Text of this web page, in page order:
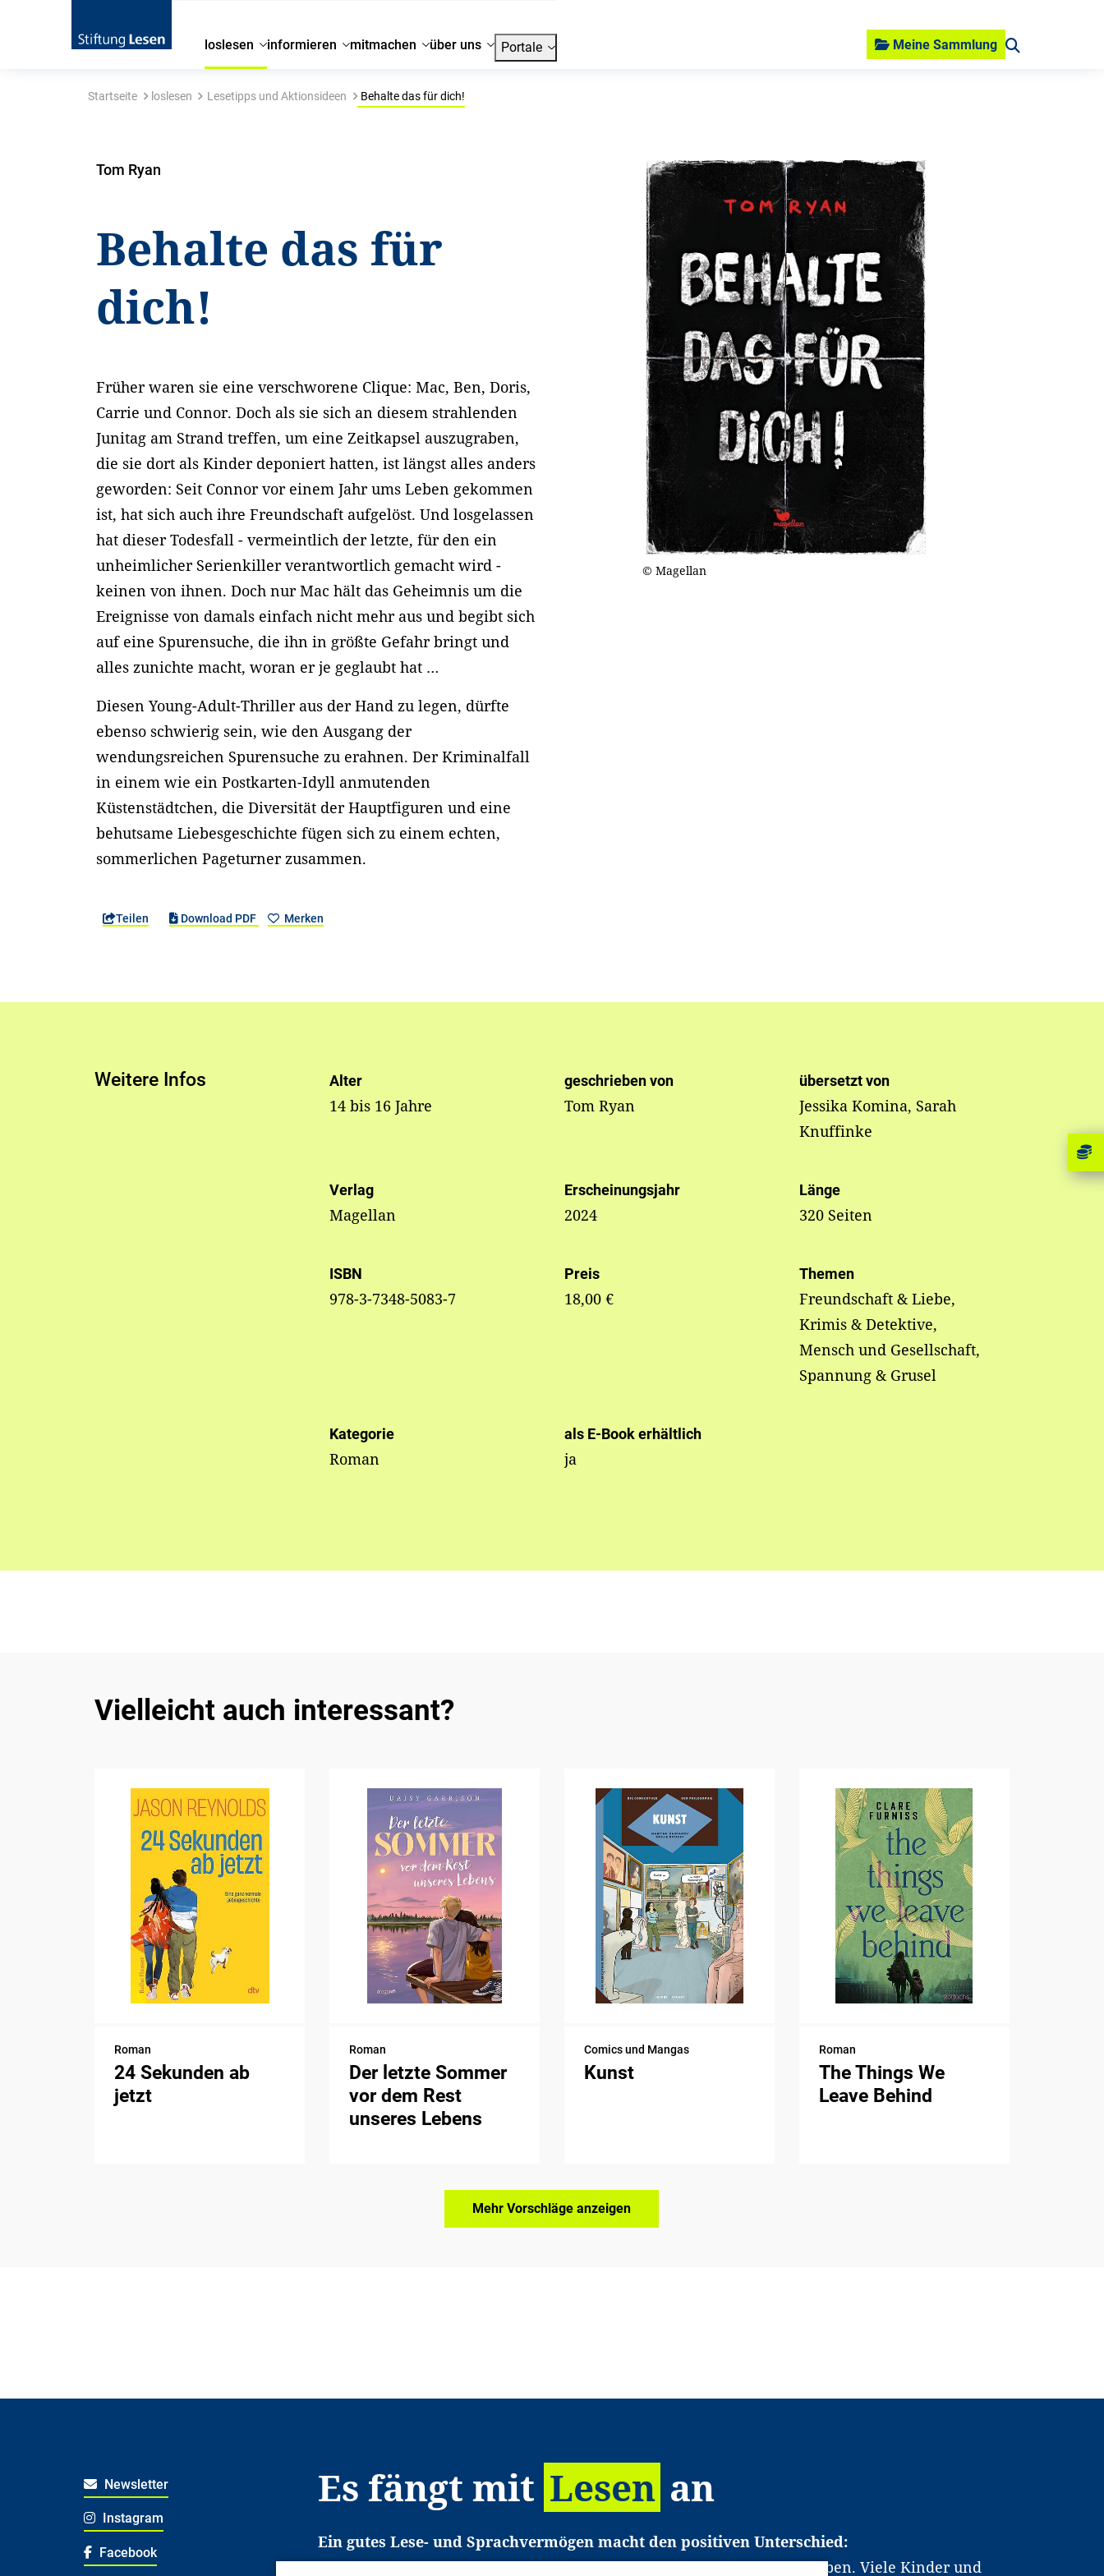
loslesen informieren mitmachen über uns Portale Meine Sammlung
Startseite loslesen Lesetipps und Aktionsideen Behalte das für dich!
Tom Ryan
Behalte das für
dich!
Früher waren sie eine verschworene Clique: Mac, Ben, Doris,
Carrie und Connor. Doch als sie sich an diesem strahlenden
Junitag am Strand treffen, um eine Zeitkapsel auszugraben,
die sie dort als Kinder deponiert hatten, ist längst alles anders
geworden: Seit Connor vor einem Jahr ums Leben gekommen
ist, hat sich auch ihre Freundschaft aufgelöst. Und losgelassen
hat dieser Todesfall - vermeintlich der letzte, für den ein
unheimlicher Serienkiller verantwortlich gemacht wird -
keinen von ihnen. Doch nur Mac hält das Geheimnis um die
Ereignisse von damals einfach nicht mehr aus und begibt sich
auf eine Spurensuche, die ihn in größte Gefahr bringt und
alles zunichte macht, woran er je geglaubt hat …
Diesen Young-Adult-Thriller aus der Hand zu legen, dürfte
ebenso schwierig sein, wie den Ausgang der
wendungsreichen Spurensuche zu erahnen. Der Kriminalfall
in einem wie ein Postkarten-Idyll anmutenden
Küstenstädtchen, die Diversität der Hauptfiguren und eine
behutsame Liebesgeschichte fügen sich zu einem echten,
sommerlichen Pageturner zusammen.
Teilen Download PDF Merken
© Magellan
Weitere Infos Alter
14 bis 16 Jahre
geschrieben von
Tom Ryan
übersetzt von
Jessika Komina, Sarah
Knuffinke
Verlag
Magellan
Erscheinungsjahr
2024
Länge
320 Seiten
ISBN
978-3-7348-5083-7
Preis
18,00 €
Themen
Freundschaft & Liebe,
Krimis & Detektive,
Mensch und Gesellschaft,
Spannung & Grusel
Kategorie
Roman
als E-Book erhältlich
ja
Vielleicht auch interessant?
Roman
24 Sekunden ab
jetzt
Roman
Der letzte Sommer
vor dem Rest
unseres Lebens
Comics und Mangas
Kunst
Roman
The Things We
Leave Behind
Mehr Vorschläge anzeigen
Newsletter
Instagram
Facebook
Es fängt mit Lesen an
Ein gutes Lese- und Sprachvermögen macht den positiven Unterschied:
Es erleichtert den Zugang zu Bildung und einem erfolgreichen Berufsleben. Viele Kinder und